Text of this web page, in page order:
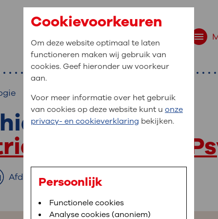
navigatie
bent u naar op
Bloedafname,MijnOLVG,Digitalisering
gegevens
In MijnOLVG kunt u uw medische
het u uitkomt. OLVG breidt MijnOLVG
Unit
en Medische
Afdrukken
Cookievoorkeuren
Om deze website optimaal te laten
functioneren maken wij gebruik van
cookies. Geef hieronder uw voorkeur
aan.
Voor meer informatie over het gebruik
van cookies op deze website kunt u onze
privacy- en cookieverklaring bekijken.
Persoonlijk
Functionele cookies
Analyse cookies (anoniem)